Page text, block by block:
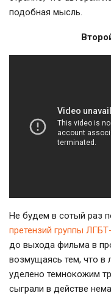
подобная мысль.
Не будем в сотый раз
претензий группы
до выхода фильма в
возмущаясь тем, что в
уделено темнокожим
сыграли в действе